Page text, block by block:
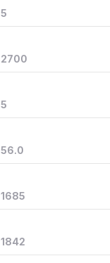
5
2700
5
56.0
1685
1842